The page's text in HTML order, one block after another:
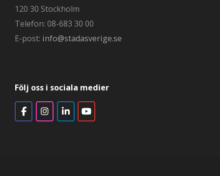
120 30 Stockholm
Telefon: 08-683 30 00
E-post: info@stadasverige.se
Följ oss i sociala medier